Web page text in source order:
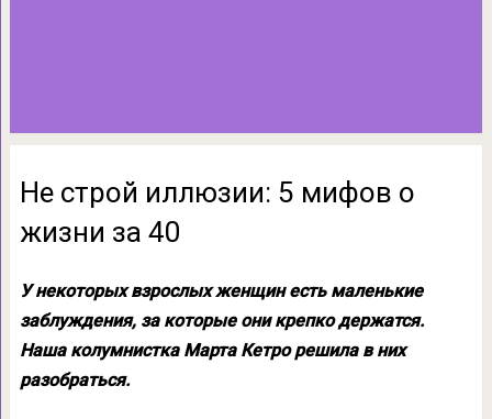
Не строй иллюзии: 5 мифов о
жизни за 40
У некоторых взрослых женщин есть маленькие
заблуждения, за которые они крепко держатся.
Наша колумнистка Марта Кетро решила в них
разобраться.